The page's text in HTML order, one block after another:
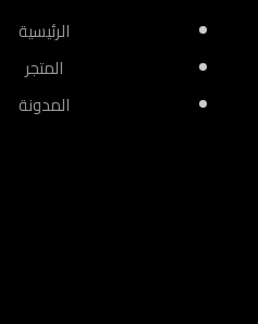
الرئيسية
المتجر
المدونة